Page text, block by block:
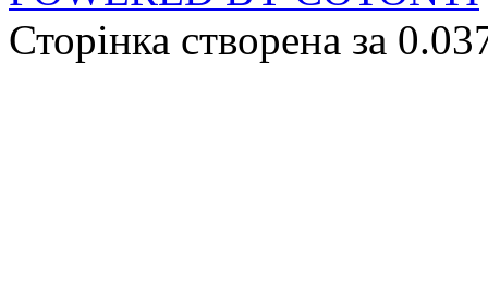
Сторінка створена за